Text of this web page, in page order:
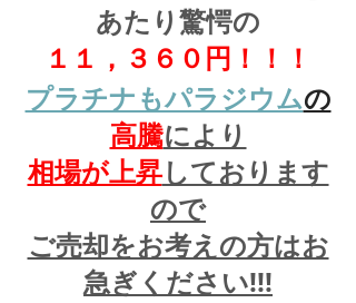
あたり驚愕の
１１，３６０円！！！
プラチナもパラジウムの
高騰により
相場が上昇しております
ので
ご売却をお考えの方はお
急ぎください!!!